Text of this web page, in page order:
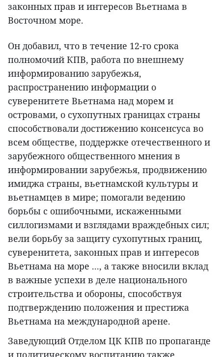
законных прав и интересов Вьетнама в
Восточном море.
Он добавил, что в течение 12-го срока
полномочий КПВ, работа по внешнему
информированию зарубежья,
распространению информации о
суверенитете Вьетнама над морем и
островами, о сухопутных границах страны
способствовали достижению консенсуса во
всем обществе, поддержке отечественного и
зарубежного общественного мнения в
информировании зарубежья, продвижению
имиджа страны, вьетнамской культуры и
вьетнамцев в мире; помогали ведению
борьбы с ошибочными, искаженными
силлогизмами и взглядами враждебных сил;
вели борьбу за защиту сухопутных границ,
суверенитета, законных прав и интересов
Вьетнама на море ..., а также вносили вклад
в важные успехи в деле национального
строительства и обороны, способствуя
подтверждению положения и престижа
Вьетнама на международной арене.
Заведующий Отделом ЦК КПВ по пропаганде